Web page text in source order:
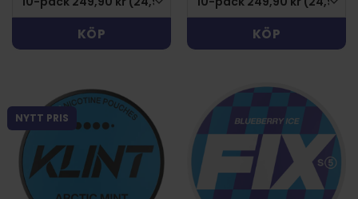
KÖP KÖP
NYTT PRIS